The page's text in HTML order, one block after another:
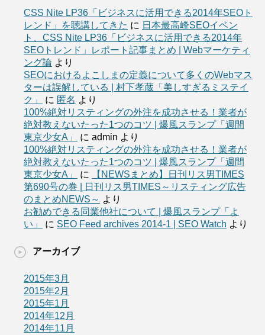
CSS Nite LP36「ビジネスに活用できる2014年SEOト
レンド」を聴講してきた に 日本最高峰SEOイベン
ト、CSS Nite LP36「ビジネスに活用できる2014年
SEOトレンド」レポート記事まとめ | Webマーケティ
ング論 より
SEOにおけるよこしまの定義について多くのWebマス
ターは誤解している | 村下孝蔵「美しすぎるミステイ
ク」
に 匿名 より
100%絶対リスティングの外注を成功させる！業者が
絶対教えないたった1つのコツ | 爆風スランプ「週間
東京少女A」
に admin より
100%絶対リスティングの外注を成功させる！業者が
絶対教えないたった1つのコツ | 爆風スランプ「週間
東京少女A」
に
【NEWSまとめ】日刊リス男TIMES
第690号の巻 | 日刊リス男TIMES～リスティング広告
のまとめNEWS～ より
お勧めできる同業他社について | 爆風スランプ「よ
い」
に SEO Feed archives 2014-1 | SEO Watch より
アーカイブ
2015年3月
2015年2月
2015年1月
2014年12月
2014年11月